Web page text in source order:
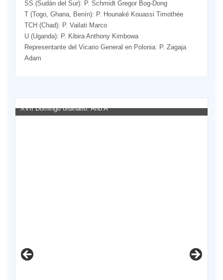
SS (Sudán del Sur): P. Schmidt Gregor Bog-Dong
T (Togo, Ghana, Benín): P. Hounaké Kouassi Timothée
TCH (Chad): P. Vailati Marco
U (Uganda): P. Kibira Anthony Kimbowa
Representante del Vicario General en Polonia: P. Zagaja
Adam
XVII Domingo ordinario. Año A